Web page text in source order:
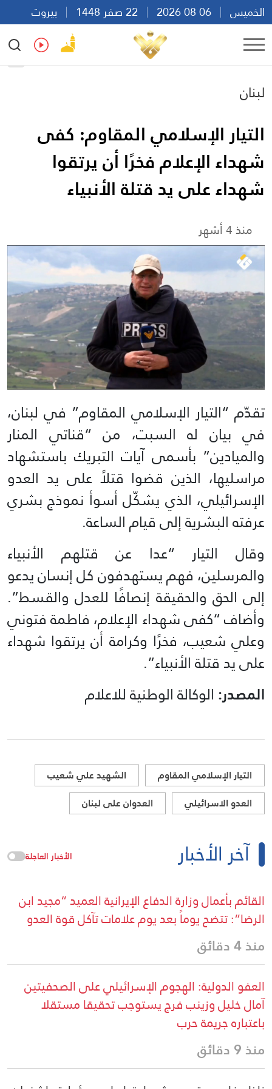
الخميس
بيروت
12:06
Ar
لبنان
التيار الإسلامي المقاوم: كفى
شهداء الإعلام فخرًا أن يرتقوا
شهداء على يد قتلة الأنبياء
منذ 4 أشهر
تقدّم “التيار الإسلامي المقاوم” في لبنان،
في بيان له السبت، من “قناتي المنار
والميادين” بأسمى آيات التبريك باستشهاد
مراسليها، الذين قضوا قتلاً على يد العدو
الإسرائيلي، الذي يشكّل أسوأ نموذج بشري
عرفته البشرية إلى قيام الساعة.
وقال التيار “عدا عن قتلهم الأنبياء
والمرسلين، فهم يستهدفون كل إنسان يدعو
إلى الحق والحقيقة إنصافًا للعدل والقسط”.
وأضاف “كفى شهداء الإعلام، فاطمة فتوني
وعلي شعيب، فخرًا وكرامة أن يرتقوا شهداء
على يد قتلة الأنبياء”.
المصدر: الوكالة الوطنية للاعلام
التيار الإسلامي المقاوم
الشهيد علي شعيب
العدو الاسرائيلي
العدوان على لبنان
آخر الأخبار الأخبار العاجلة
القائم بأعمال وزارة الدفاع الإيرانية العميد “مجيد ابن
الرضا”: تتضح يوماً بعد يوم علامات تآكل قوة العدو
منذ 4 دقائق
العفو الدولية: الهجوم الإسرائيلي على الصحفيتين
آمال خليل وزينب فرج يستوجب تحقيقا مستقلا
باعتباره جريمة حرب
منذ 9 دقائق